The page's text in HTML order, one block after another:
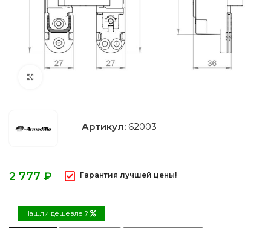
Артикул: 62003
₽ Гарантия лучшей цены!
Нашли дешевле ?